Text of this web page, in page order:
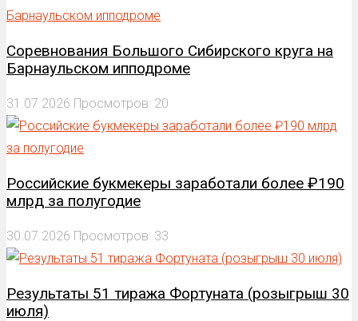
Соревнования Большого Сибирского круга на
Барнаульском ипподроме
31.07.2026 Просмотров: 20
Российские букмекеры заработали более ₽190
млрд за полугодие
30.07.2026 Просмотров: 33
Результаты 51 тиража Фортуната (розыгрыш 30
июля)